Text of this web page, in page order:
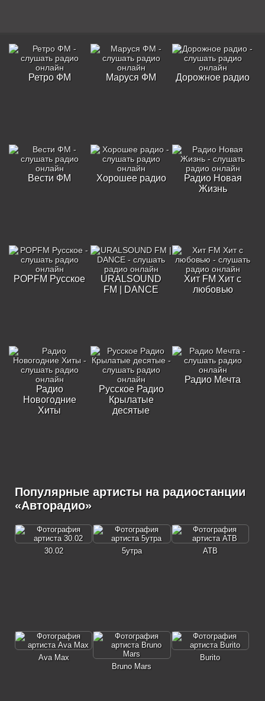
Ретро ФМ Маруся ФМ Дорожное радио
Вести ФМ Хорошее радио
Радио Новая
Жизнь
POPFM Русское
URALSOUND
FM | DANCE
Хит FM Хит с
любовью
Радио
Новогодние
Хиты
Русское Радио
Крылатые
десятые
Радио Мечта
Популярные артисты на радиостанции
«Авторадио»
30.02 5утра ATB
Ava Max
Bruno Mars
Burito